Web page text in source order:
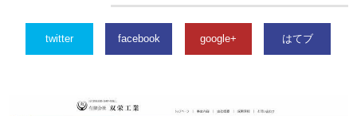
twitter facebook google+ はてブ